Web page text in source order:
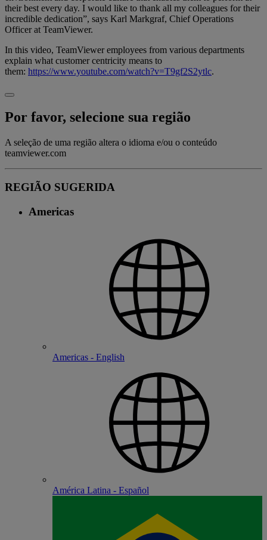
their best every day. I would like to thank all my colleagues for their
incredible dedication”, says Karl Markgraf, Chief Operations
Officer at TeamViewer.
In this video, TeamViewer employees from various departments
explain what customer centricity means to
them: https://www.youtube.com/watch?v=T9gf2S2ytlc.
Por favor, selecione sua região
A seleção de uma região altera o idioma e/ou o conteúdo
teamviewer.com
REGIÃO SUGERIDA
Americas
Americas - English
América Latina - Español